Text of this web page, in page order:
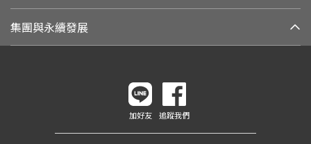
集團與永續發展
加好友 追蹤我們